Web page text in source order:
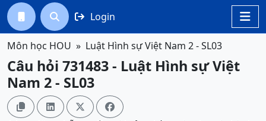

  Login
Môn học HOU Luật Hình sự Việt Nam 2 - SL03
Câu hỏi 731483 - Luật Hình sự Việt
Nam 2 - SL03
   